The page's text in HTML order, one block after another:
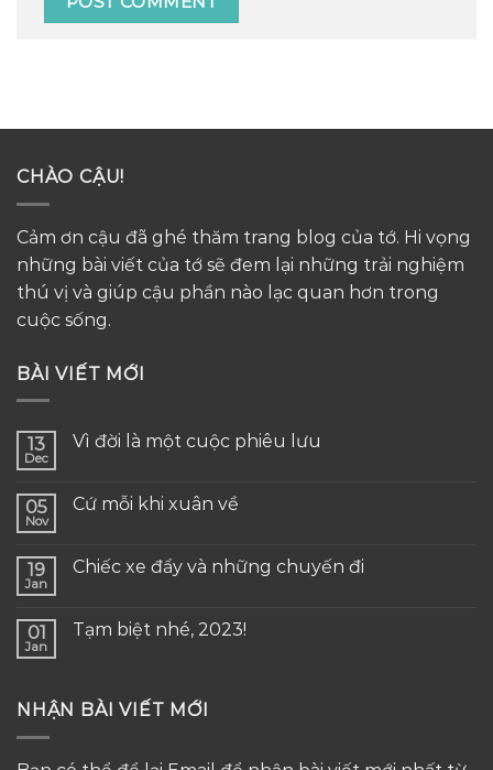
CHÀO CẬU!
Cảm ơn cậu đã ghé thăm trang blog của tớ. Hi vọng
những bài viết của tớ sẽ đem lại những trải nghiệm
thú vị và giúp cậu phần nào lạc quan hơn trong
cuộc sống.
BÀI VIẾT MỚI
13
Dec
Vì đời là một cuộc phiêu lưu
05
Nov
Cứ mỗi khi xuân về
19
Jan
Chiếc xe đẩy và những chuyến đi
01
Jan
Tạm biệt nhé, 2023!
NHẬN BÀI VIẾT MỚI